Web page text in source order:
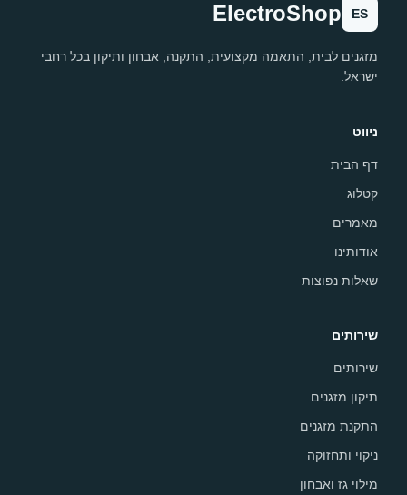
ES
ElectroShop
מזגנים לבית, התאמה מקצועית, התקנה, אבחון ותיקון בכל רחבי
ישראל.
ניווט
דף הבית
קטלוג
מאמרים
אודותינו
שאלות נפוצות
שירותים
שירותים
תיקון מזגנים
התקנת מזגנים
ניקוי ותחזוקה
מילוי גז ואבחון